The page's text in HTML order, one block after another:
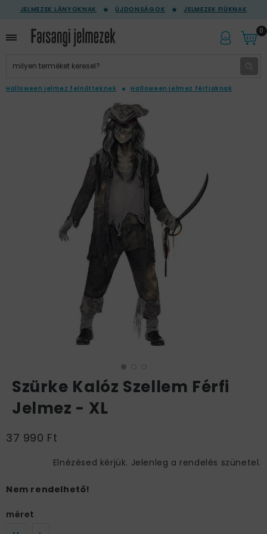
JELMEZEK LÁNYOKNAK ÚJDONSÁGOK JELMEZEK FIÚKNAK
0
Halloween jelmez felnőtteknek Halloween jelmez férfiaknak
Szürke Kalóz Szellem Férfi
Jelmez - XL
37 990 Ft
Elnézésed kérjük. Jelenleg a rendelés szünetel.
Nem rendelhető!
méret